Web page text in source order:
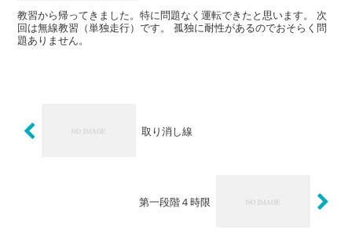
教習から帰ってきました。特に問題なく運転できたと思います。 次
回は無線教習（単独走行）です。 孤独に耐性があるのでおそらく問
題ありません。
取り消し線
第一段階４時限